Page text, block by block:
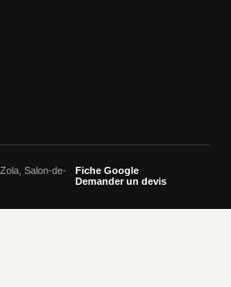
Salon-de-
Fiche Google
Demander un devis